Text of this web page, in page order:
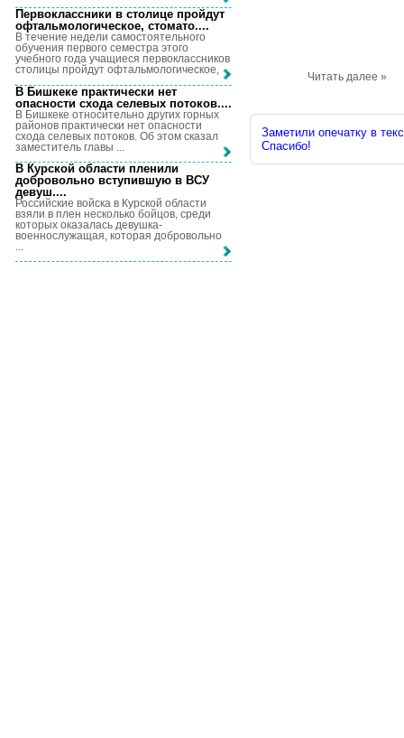
Читать далее »
Заметили опечатку в
Спасибо!
Первоклассники в столице пройдут
офтальмологическое, стомато....
В течение недели самостоятельного
обучения первого семестра этого
учебного года учащиеся первоклассников
столицы пройдут офтальмологическое, ...
В Бишкеке практически нет
опасности схода селевых потоков....
В Бишкеке относительно других горных
районов практически нет опасности
схода селевых потоков. Об этом сказал
заместитель главы ...
В Курской области пленили
добровольно вступившую в ВСУ
девуш....
Российские войска в Курской области
взяли в плен несколько бойцов, среди
которых оказалась девушка-
военнослужащая, которая добровольно
...